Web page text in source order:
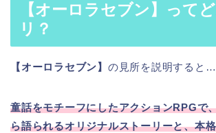
【オーロラセブン】って
リ？
【オーロラセブン】 の見所を説明すると…
童話をモチーフにしたアクションRPGで
ら語られるオリジナルストーリーと、本